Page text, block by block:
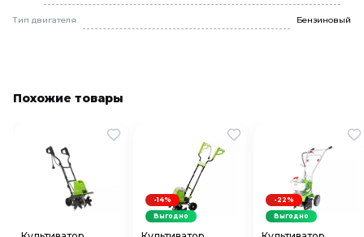
Тип двигателя Бензиновый
Похожие товары
-14%
Выгодно
-22%
Выгодно